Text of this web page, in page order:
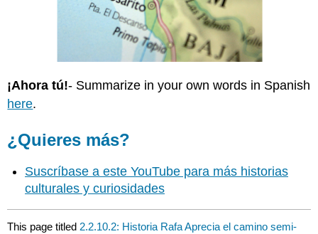
¡Ahora tú!- Summarize in your own words in Spanish
here.
¿Quieres más?
Suscríbase a este YouTube para más historias
culturales y curiosidades
This page titled 2.2.10.2: Historia Rafa Aprecia el camino semi-